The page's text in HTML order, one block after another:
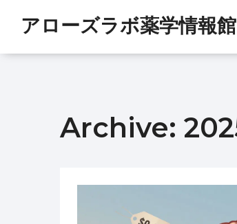
アローズラボ薬学情報館
Archive: